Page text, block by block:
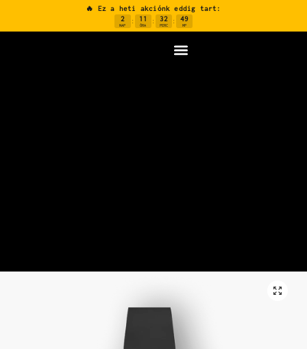
🔥 Ez a heti akciónk eddig tart:
2
NAP
: 11
ÓRA
: 32
PERC
: 48
MP